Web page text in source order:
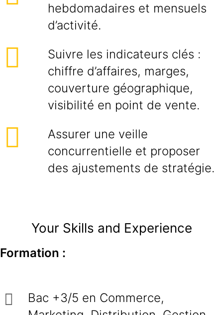
hebdomadaires et mensuels
d’activité.
Suivre les indicateurs clés :
chiffre d’affaires, marges,
couverture géographique,
visibilité en point de vente.
Assurer une veille
concurrentielle et proposer
des ajustements de stratégie.
Your Skills and Experience
Formation :
Bac +3/5 en Commerce,